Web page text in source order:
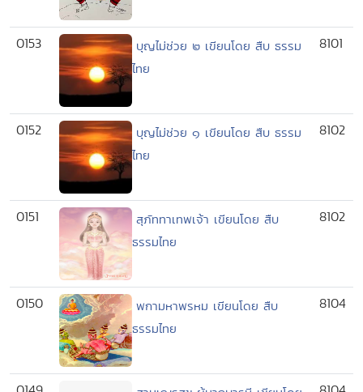
0153
บุญไม่ช่วย ๒ เขียนโดย สืบ ธรรม
ไทย
8101
0152
บุญไม่ช่วย ๑ เขียนโดย สืบ ธรรม
ไทย
8102
0151
สุภัททาเทพเจ้า เขียนโดย สืบ
ธรรมไทย
8102
0150
พกามหาพรหม เขียนโดย สืบ
ธรรมไทย
8104